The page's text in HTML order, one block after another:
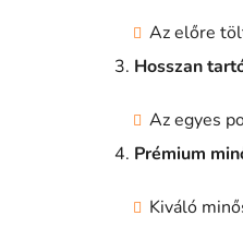
Az előre
Hosszan
Az egyes
Prémium
Kiváló